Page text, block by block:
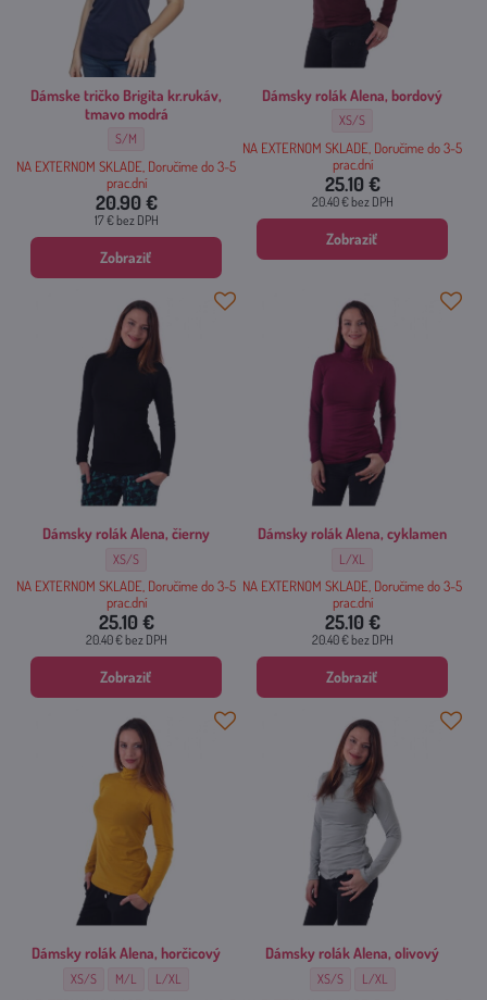
Dámske tričko Brigita kr.rukáv,
tmavo modrá
Dámske tričko Brigita kr.rukáv, tmavo modrá - Veľkosť:
S/M
NA EXTERNOM SKLADE, Doručíme do 3-5
prac.dní
20.90 €
17 €bez DPH
Zobraziť
Dámsky rolák Alena, bordový
Dámsky rolák Alena, bordový
XS/S
NA EXTERNOM SKLADE, Doručíme do 3-5
prac.dní
25.10 €
20.40 €bez DPH
Zobraziť
Dámsky rolák Alena, čierny
Dámsky rolák Alena, čierny - Veľkosť:
XS/S
NA EXTERNOM SKLADE, Doručíme do 3-5
prac.dní
25.10 €
20.40 €bez DPH
Zobraziť
Dámsky rolák Alena, cyklamen
Dámsky rolák Alena,
L/XL
NA EXTERNOM SKLADE, Doručíme do 3-5
prac.dní
25.10 €
20.40 €bez DPH
Zobraziť
Dámsky rolák Alena, horčicový
Dámsky rolák Alena, horčicový - Veľkosť:
XS/S Dámsky rolák Alena, horčicový - Veľkosť:
M/L Dámsky rolák Alena, horčicový - Veľkosť:
L/XL
Dámsky rolák Alena, olivový
Dámsky rolák Alena, olivový -
XS/S Dámsky rolák Alena,
L/XL